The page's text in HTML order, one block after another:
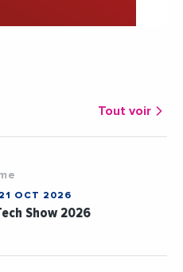
Tout voir
21 OCT 2026
Show 2026